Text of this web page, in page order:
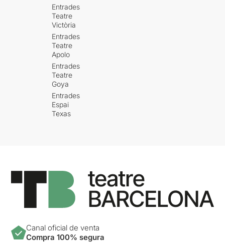
Entrades
Teatre
Victòria
Entrades
Teatre
Apolo
Entrades
Teatre
Goya
Entrades
Espai
Texas
Canal oficial de venta
Compra 100% segura